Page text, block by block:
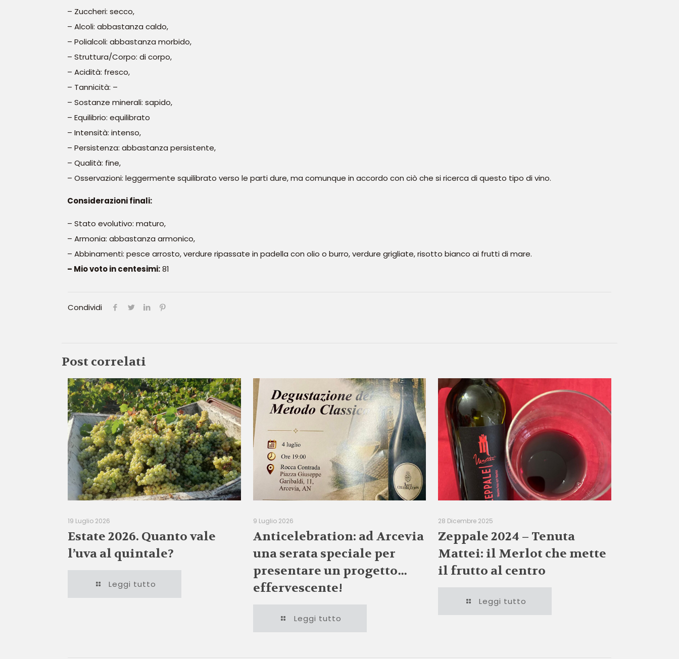
– Zuccheri: secco,
– Alcoli: abbastanza caldo,
– Polialcoli: abbastanza morbido,
– Struttura/Corpo: di corpo,
– Acidità: fresco,
– Tannicità: –
– Sostanze minerali: sapido,
– Equilibrio: equilibrato
– Intensità: intenso,
– Persistenza: abbastanza persistente,
– Qualità: fine,
– Osservazioni: leggermente squilibrato verso le parti dure, ma comunque in accordo con ciò che si ricerca di questo tipo di vino.
Considerazioni finali:
– Stato evolutivo: maturo,
– Armonia: abbastanza armonico,
– Abbinamenti: pesce arrosto, verdure ripassate in padella con olio o burro, verdure grigliate, risotto bianco ai frutti di mare.
– Mio voto in centesimi:81
Condividi
Post correlati
19 Luglio 2026
Estate 2026. Quanto vale
l’uva al quintale?
Leggi tutto
9 Luglio 2026
Anticelebration: ad Arcevia
una serata speciale per
presentare un progetto…
effervescente!
Leggi tutto
28 Dicembre 2025
Zeppale 2024 – Tenuta
Mattei: il Merlot che mette
il frutto al centro
Leggi tutto